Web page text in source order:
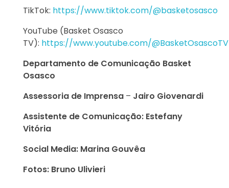
TikTok: https://www.tiktok.com/@basketosasco
YouTube (Basket Osasco
TV): https://www.youtube.com/@BasketOsascoTV
Departamento de Comunicação Basket
Osasco
Assessoria de Imprensa – Jairo Giovenardi
Assistente de Comunicação: Estefany
Vitória
Social Media: Marina Gouvêa
Fotos: Bruno Ulivieri